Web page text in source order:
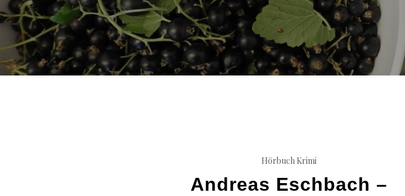
Hörbuch Krimi
Andreas Eschbach –